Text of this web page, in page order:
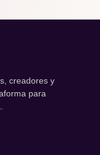
creadores y
para